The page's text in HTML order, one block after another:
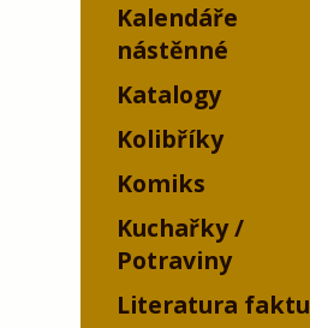
Kalendáře
nástěnné
Katalogy
Kolibříky
Komiks
Kuchařky /
Potraviny
Literatura faktu